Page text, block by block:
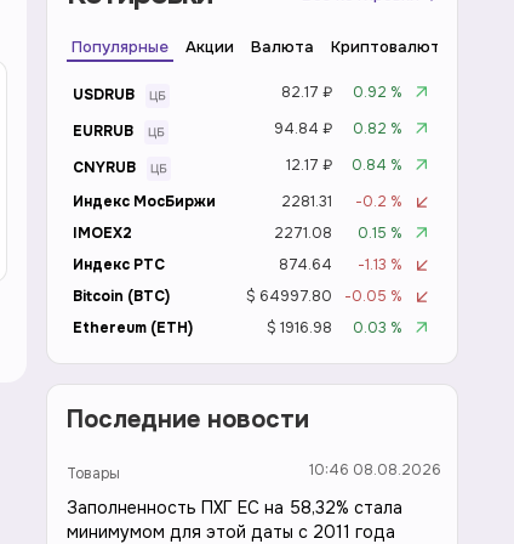
Популярные Акции Валюта Криптовалюта
USDRUB 82.17 ₽
0.92 %
EURRUB
94.84 ₽
0.82 %
CNYRUB
12.17 ₽
0.84 %
Индекс МосБиржи
2281.31
-0.2 %
IMOEX2
2271.08
0.15 %
Индекс РТС
874.64
-1.13 %
Bitcoin (BTC)
$ 64997.80
-0.05 %
Ethereum (ETH)
$ 1916.98 0.03 %
Последние новости
Товары 10:46 08.08.2026
Заполненность ПХГ ЕС на 58,32% стала
минимумом для этой даты с 2011 года